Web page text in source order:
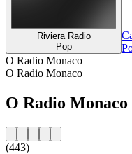
Riviera Radio
Pop
O Radio Monaco
O Radio Monaco
O Radio Monaco
(443)